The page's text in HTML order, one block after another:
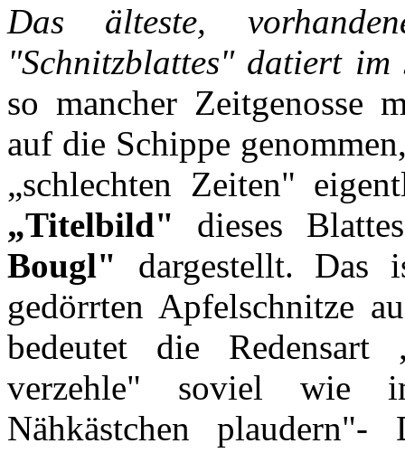
Das älteste,
"Schnitzblattes" datiert im
so mancher Zeitgenosse
auf die Schippe
„schlechten Zeiten"
„Titelbild" dieses
Bougl" dargestellt. Das
gedörrten Apfelschnitze
bedeutet die Redensart
verzehle" soviel wie
Nähkästchen